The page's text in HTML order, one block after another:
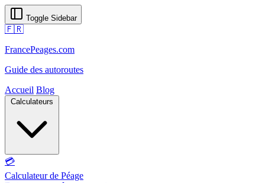
Toggle Sidebar
🇫🇷
FrancePeages.com
Guide des autoroutes
Accueil Blog
Calculateurs
💳
Calculateur de Péage